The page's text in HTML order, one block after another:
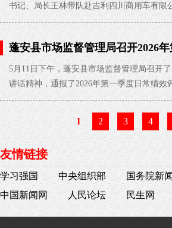
书记、局长王林带队赴吉利四川商用车有限
蓬安县市场监督管理局召开2026
5月11日下午，蓬安县市场监督管理局召开
讲话精神，通报了2026年第一季度日常绩效
1 2 3 4
友情链接
学习强国 中央组织部 国务院新
中国新闻网
人民论坛 民生网